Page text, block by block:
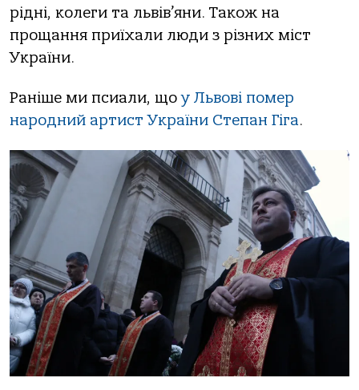
рідні, колеги та львів’яни. Також на
прощання приїхали люди з різних міст
України.
Раніше ми псиали, щоу Львові помер
народний артист України Степан Гіга.